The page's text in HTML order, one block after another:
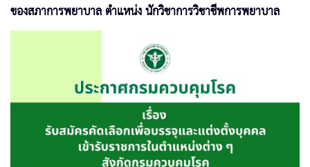
ของสภาการพยาบาล ตำแหน่ง นักวิชาการวิชาชีพการพยาบาล